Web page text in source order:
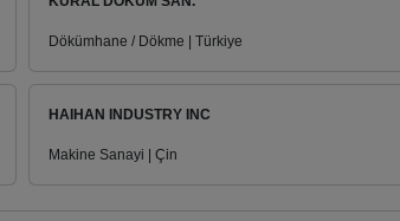
Dökümhane / Dökme | Türkiye
HAIHAN INDUSTRY INC
Makine Sanayi | Çin